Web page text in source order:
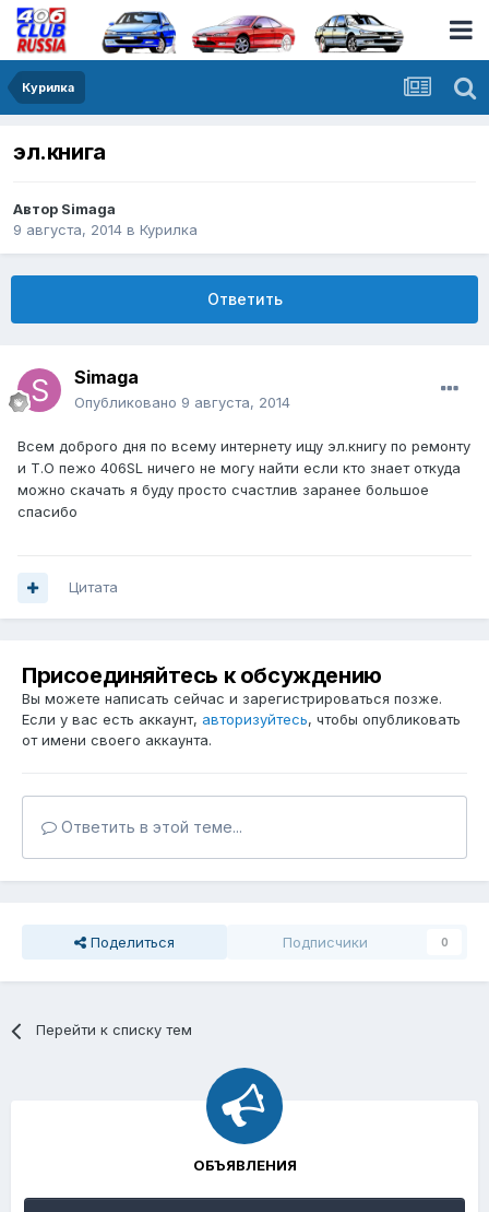
Курилка
эл.книга
Автор Simaga
9 августа, 2014 в Курилка
Ответить
Simaga
Опубликовано 9 августа, 2014
Всем доброго дня по всему интернету ищу эл.книгу по ремонту
и Т.О пежо 406SL ничего не могу найти если кто знает откуда
можно скачать я буду просто счастлив заранее большое
спасибо
Цитата
Присоединяйтесь к обсуждению
Вы можете написать сейчас и зарегистрироваться позже.
Если у вас есть аккаунт, авторизуйтесь, чтобы опубликовать
от имени своего аккаунта.
Ответить в этой теме...
Поделиться Подписчики 0
Перейти к списку тем
ОБЪЯВЛЕНИЯ